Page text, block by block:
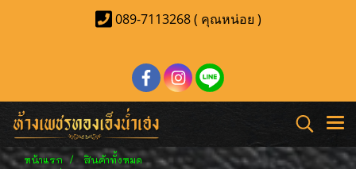
089-7113268 ( คุณหน่อย )
หน้าแรก
สินค้าทั้งหมด